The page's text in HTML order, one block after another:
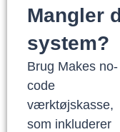
Mangler
system?
Brug Makes no-
code
værktøjskasse,
som inkluderer